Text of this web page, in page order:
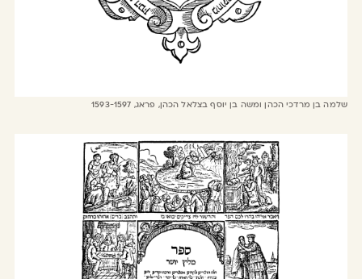
שלמה בן מרדכי הכהן ומשה בן יוסף בצלאל הכהן, פראג, 1593-1597